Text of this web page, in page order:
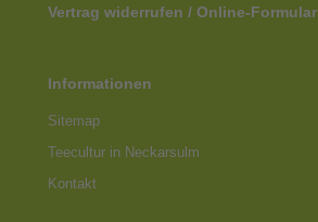
Vertrag widerrufen / Online-Formular
Informationen
Sitemap
Teecultur in Neckarsulm
Kontakt